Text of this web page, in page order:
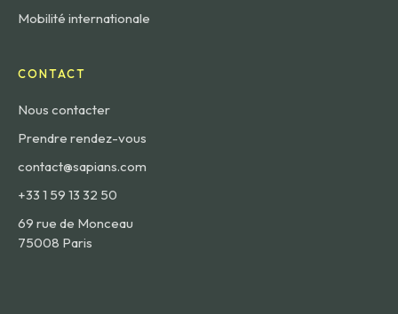
Mobilité internationale
CONTACT
Nous contacter
Prendre rendez-vous
contact@sapians.com
+33 1 59 13 32 50
69 rue de Monceau
75008 Paris